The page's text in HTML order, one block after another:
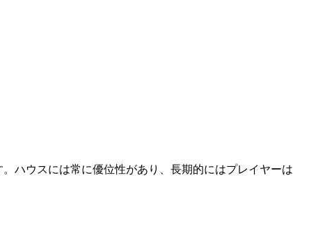
ハウスには常に優位性があり、長期的にはプレイヤーは